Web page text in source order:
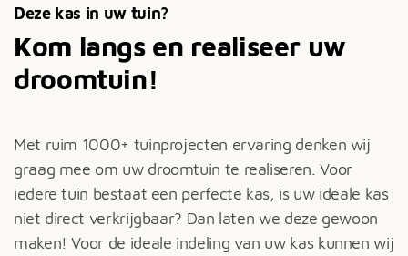
Deze kas in uw tuin?
Kom langs en realiseer uw
droomtuin!
Met ruim 1000+ tuinprojecten ervaring denken wij
graag mee om uw droomtuin te realiseren. Voor
iedere tuin bestaat een perfecte kas, is uw ideale kas
niet direct verkrijgbaar? Dan laten we deze gewoon
maken! Voor de ideale indeling van uw kas kunnen wij